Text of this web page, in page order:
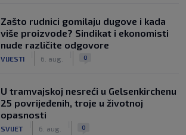
Zašto rudnici gomilaju dugove i kada
više proizvode? Sindikat i ekonomisti
nude različite odgovore
VIJESTI 6. aug. 0
U tramvajskoj nesreći u Gelsenkirchenu
25 povrijeđenih, troje u životnoj
opasnosti
SVIJET 6. aug. 0